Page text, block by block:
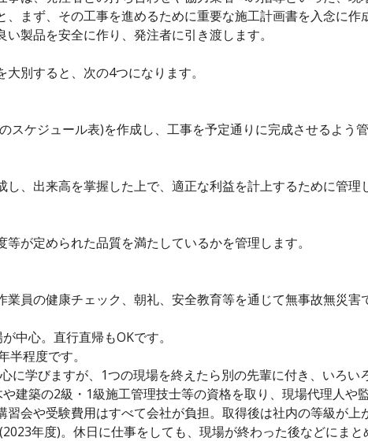
、まず、その工事を進めるために重要な施工計画書を入念に
い製品を安全に作り、発注者に引き渡します。
別すると、次の4つになります。
スケジュール表)を作成し、工事を予定通りに完成させるよう管
し、出来高を掌握した上で、適正な利益を計上するために管理
等が定められた品質を満たしているかを管理します。
業員の健康チェック、朝礼、安全教育等を通じて無事故無災害
中心。直行直帰もOKです。
半程度です。
に学びますが、1つの現場を終えたら別の先輩に付き、いろい
建築の2級・1級施工管理技士等の資格を取り、現場代理人や
習会や受験費用はすべて会社が負担。取得後は社内の等級が上
年度)。休日に仕事をしても、現場が終わった後などにまと